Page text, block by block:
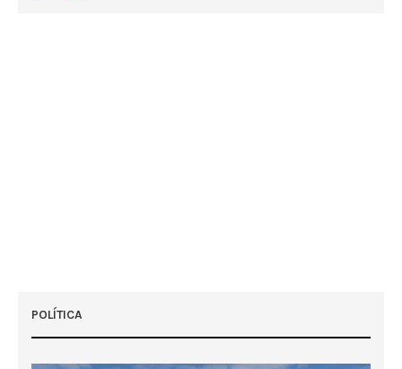
POLÍTICA